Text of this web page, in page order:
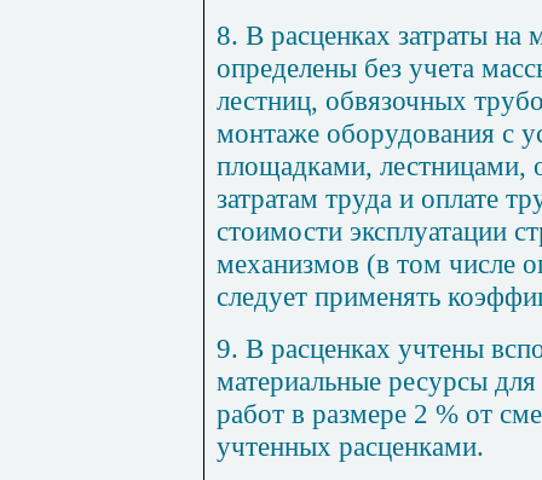
8. В расценках затраты
определены без учета
лестниц, обвязочных
монтаже оборудования с
площадками, лестницами,
затратам труда и оплате
стоимости эксплуатации
механизмов (в том числе
следует применять
9. В расценках учтены
материальные ресурсы
работ в размере 2 % от
учтенных расценками.